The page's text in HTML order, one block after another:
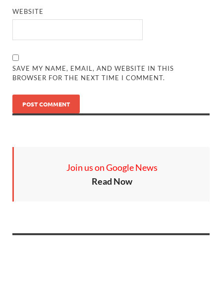
WEBSITE
SAVE MY NAME, EMAIL, AND WEBSITE IN THIS
BROWSER FOR THE NEXT TIME I COMMENT.
Join us on Google News
Read Now